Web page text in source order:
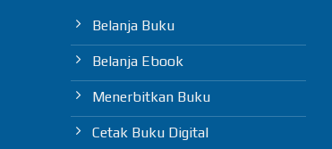
Belanja Buku
Belanja Ebook
Menerbitkan Buku
Cetak Buku Digital